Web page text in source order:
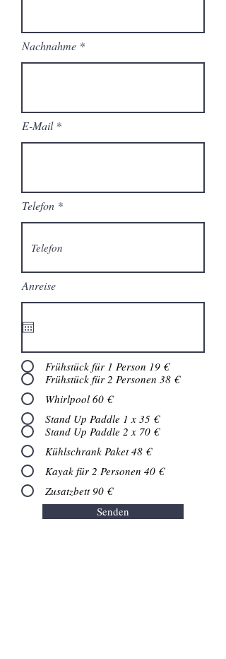
Nachnahme
E-Mail
Telefon
Anreise
Frühstück für 1 Person 19 €
Frühstück für 2 Personen 38 €
Whirlpool 60 €
Stand Up Paddle 1 x 35 €
Stand Up Paddle 2 x 70 €
Kühlschrank Paket 48 €
Kayak für 2 Personen 40 €
Zusatzbett 90 €
Senden